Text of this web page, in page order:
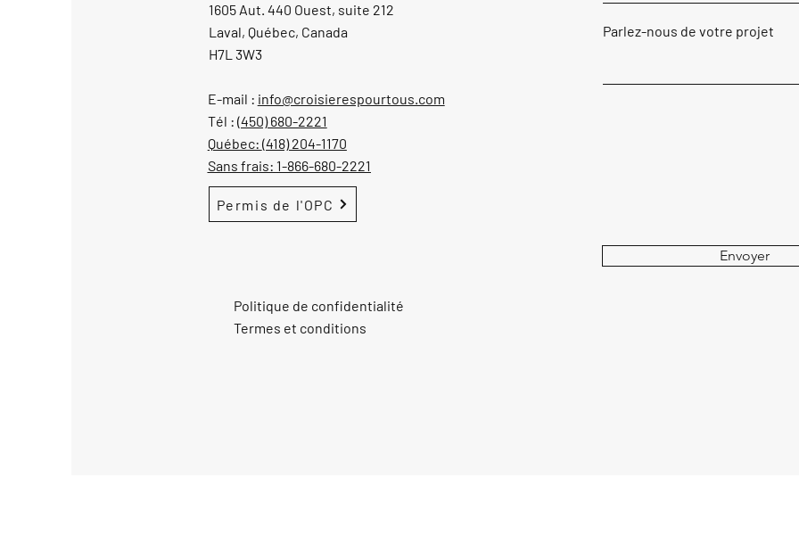
1605 Aut. 440 Ouest, suite 212
Laval, Québec, Canada
H7L 3W3
E-mail : info@croisierespourtous.com
Tél : (450) 680-2221
Québec: (418) 204-1170
Sans frais: 1-866-680-2221
Permis de l'OPC
Parlez-nous de votre projet
Envoyer
Politique de confidentialité
Termes et conditions